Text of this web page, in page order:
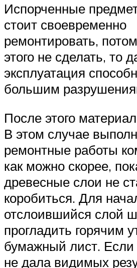
Испорченные
стоит своевременно
ремонтировать,
этого не сделать, то
эксплуатация
большим
После этого
В этом случае
ремонтные работы
как можно скорее,
древесные слои не
коробиться. Для
отслоившийся слой
прогладить горячим
бумажный лист.
не дала видимых